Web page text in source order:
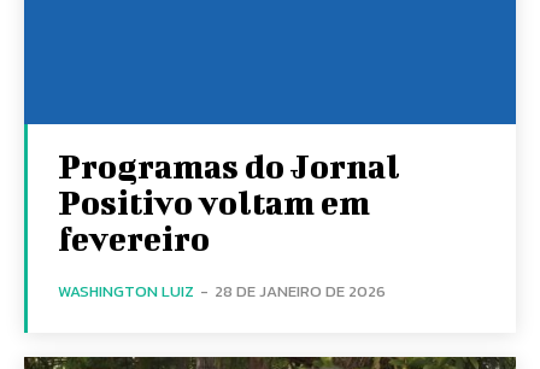
Programas do Jornal
Positivo voltam em
fevereiro
WASHINGTON LUIZ - 28 DE JANEIRO DE 2026